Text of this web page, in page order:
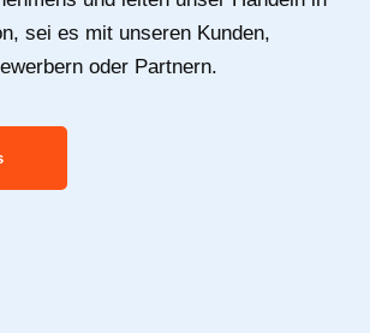
sei es mit unseren Kunden,
oder Partnern.